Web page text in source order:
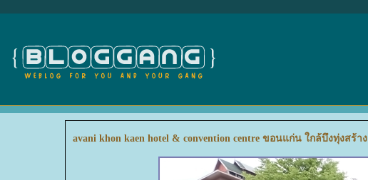
avani khon kaen hotel & convention centre ขอนแก่น ใกล้บึงทุ่งสร้าง